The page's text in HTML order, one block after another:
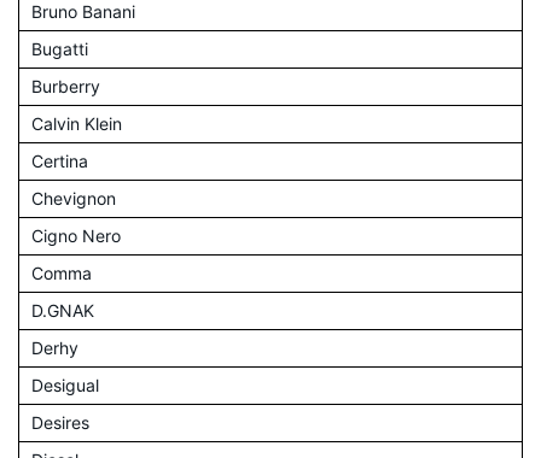
Bruno Banani
Bugatti
Burberry
Calvin Klein
Certina
Chevignon
Cigno Nero
Comma
D.GNAK
Derhy
Desigual
Desires